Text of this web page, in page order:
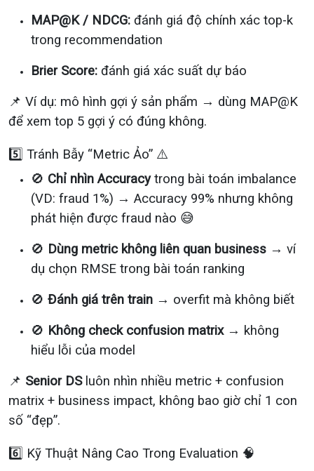
MAP@K / NDCG: đánh giá độ chính xác top-k
trong recommendation
Brier Score: đánh giá xác suất dự báo
📌 Ví dụ: mô hình gợi ý sản phẩm → dùng MAP@K
để xem top 5 gợi ý có đúng không.
5️⃣ Tránh Bẫy “Metric Ảo” ⚠️
🚫 Chỉ nhìn Accuracytrong bài toán imbalance
(VD: fraud 1%) → Accuracy 99% nhưng không
phát hiện được fraud nào 😅
🚫 Dùng metric không liên quan business → ví
dụ chọn RMSE trong bài toán ranking
🚫 Đánh giá trên train → overfit mà không biết
🚫 Không check confusion matrix→ không
hiểu lỗi của model
📌 Senior DSluôn nhìn nhiều metric + confusion
matrix + business impact, không bao giờ chỉ 1 con
số “đẹp”.
6️⃣ Kỹ Thuật Nâng Cao Trong Evaluation 🧠